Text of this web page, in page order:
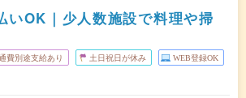
いOK｜少人数施設で料理や掃
費別途支給あり 土日祝日が休み WEB登録OK